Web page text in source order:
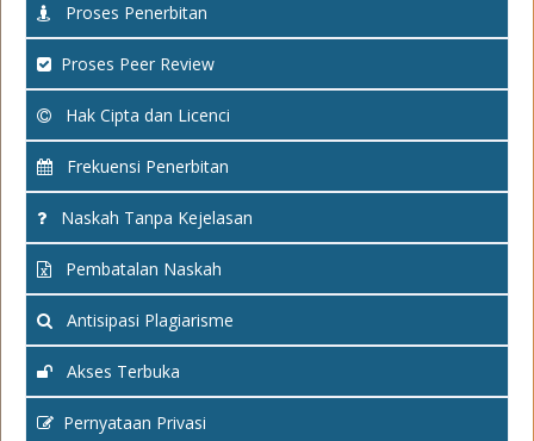
Proses Penerbitan
Proses Peer Review
Hak Cipta dan Licenci
Frekuensi Penerbitan
Naskah Tanpa Kejelasan
Pembatalan Naskah
Antisipasi Plagiarisme
Akses Terbuka
Pernyataan Privasi